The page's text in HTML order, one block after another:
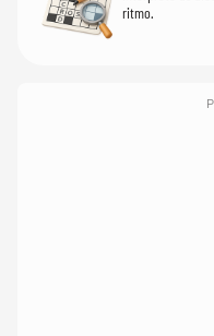
ritmo.